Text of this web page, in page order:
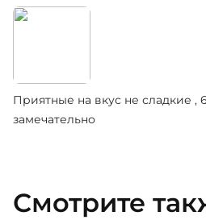
Приятные на вкус не сладкие ,
замечательно
Смотрите